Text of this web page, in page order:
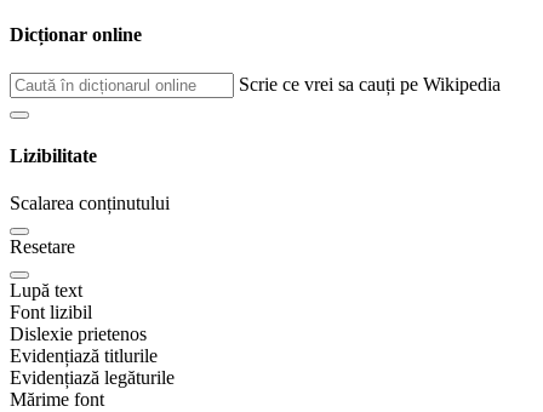
Dicționar online
Scrie ce vrei sa cauți pe Wikipedia
Lizibilitate
Scalarea conținutului
Resetare
Lupă text
Font lizibil
Dislexie prietenos
Evidențiază titlurile
Evidențiază legăturile
Mărime font